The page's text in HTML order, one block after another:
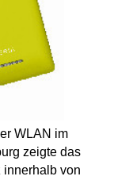
WLAN im
zeigte das
innerhalb von